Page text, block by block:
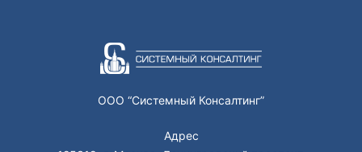
ООО “Системный Консалтинг”
Адрес